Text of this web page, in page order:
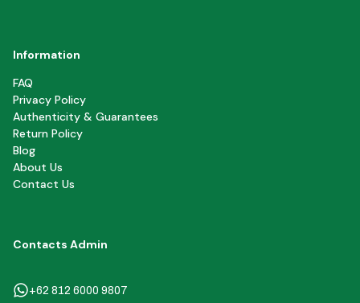
Information
FAQ
Privacy Policy
Authenticity & Guarantees
Return Policy
Blog
About Us
Contact Us
Contacts Admin
+62 812 6000 9807